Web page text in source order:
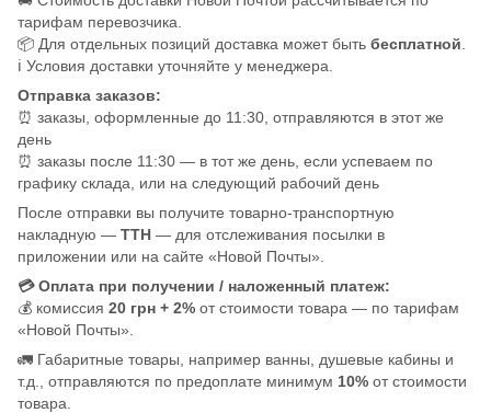
тарифам перевозчика.
📦 Для отдельных позиций доставка может быть бесплатной
ℹ️ Условия доставки уточняйте у менеджера.
Отправка заказов:
⏰ заказы, оформленные до 11:30, отправляются в этот же
день
⏰ заказы после 11:30 — в тот же день, если успеваем по
графику склада, или на следующий рабочий день
После отправки вы получите товарно-транспортную
накладную — ТТН — для отслеживания посылки в
приложении или на сайте «Новой Почты».
💳 Оплата при получении / наложенный платеж:
💰 комиссия 20 грн + 2% от стоимости товара — по тарифам
«Новой Почты».
🚛 Габаритные товары, например ванны, душевые кабины и
т.д., отправляются по предоплате минимум 10% от стоимости
товара.